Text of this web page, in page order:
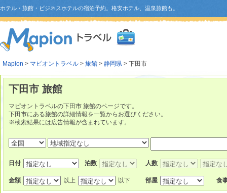
ホテル・旅館・ビジネスホテルの宿泊予約。格安ホテル、温泉旅館も。
Mapion > マピオントラベル > 旅館 > 静岡県 > 下田市
下田市 旅館
マピオントラベルの下田市 旅館のページです。
下田市にある旅館の詳細情報を一覧からお選びください。
※検索結果には広告情報が含まれています。
日付 泊数 人数
金額 以上 以下 部屋 食